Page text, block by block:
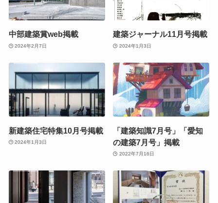
中部建築賞web掲載
2024年2月7日
建築ジャーナル11月号掲載
2024年1月3日
新建築住宅特集10月号掲載
2024年1月3日
「建築知識7月号」「愛知
の建築7月号」掲載
2022年7月16日